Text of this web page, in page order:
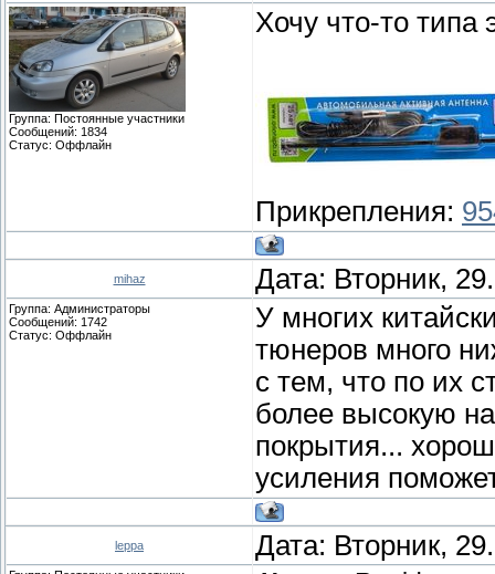
Группа: Постоянные участники
Сообщений: 1834
Статус: Оффлайн
Хочу что-то типа
Прикрепления:
mihaz Дата: Вторник,
Группа: Администраторы
Сообщений: 1742
Статус: Оффлайн
У многих
тюнеров много
с тем, что по их
более высокую
покрытия...
усиления
leppa Дата: Вторник,